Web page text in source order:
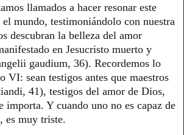
llamados a hacer resonar este
mundo, testimoniándolo con nuestra
descubran la belleza del amor
en Jesucristo muerto y
gaudium, 36). Recordemos lo
VI: sean testigos antes que maestros
41), testigos del amor de Dios,
importa. Y cuando uno no es capaz de
es muy triste.